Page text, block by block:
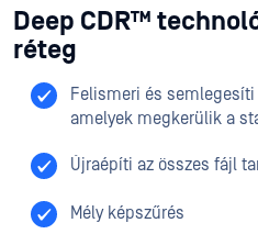
Deep CDR™
réteg
Felismeri és
amelyek megkerülik a
Újraépíti az összes fájl
Mély képszűrés